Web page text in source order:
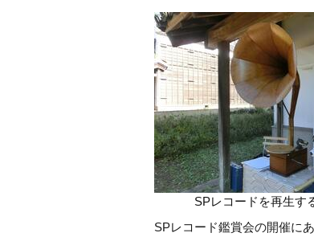
SPレコードを再生す
SPレコード鑑賞会の開催に